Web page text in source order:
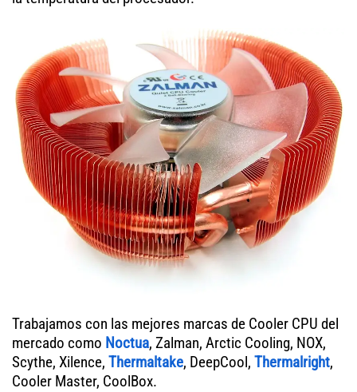
Trabajamos con las mejores marcas de Cooler CPU del
mercado como Noctua, Zalman, Arctic Cooling, NOX,
Scythe, Xilence, Thermaltake, DeepCool, Thermalright,
Cooler Master, CoolBox.